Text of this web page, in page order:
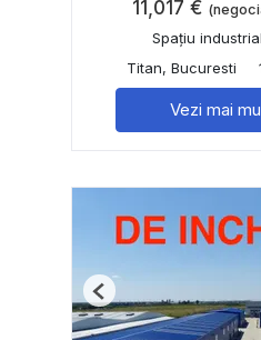
11,017 €
Spațiu
Titan, Bucuresti
Vezi mai
Previous